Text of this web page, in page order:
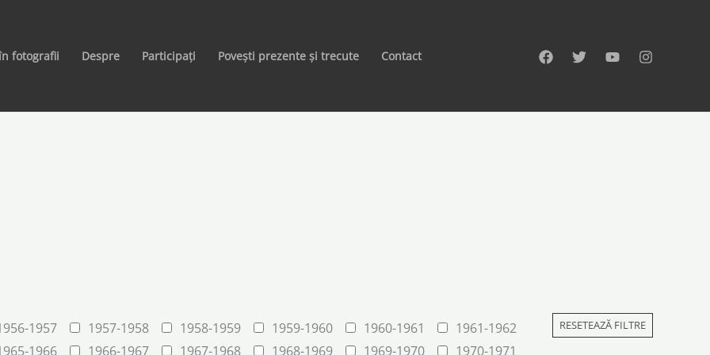
fotografii Despre Participați Povești prezente și trecute Contact
1957 1957-1958 1958-1959 1959-1960 1960-1961
1961-1962
1966 1966-1967 1967-1968 1968-1969 1969-1970
1970-1971
RESETEAZĂ FILTRE